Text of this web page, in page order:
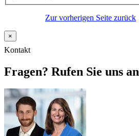
Zur vorherigen Seite zurück
×
Kontakt
Fragen? Rufen Sie uns an